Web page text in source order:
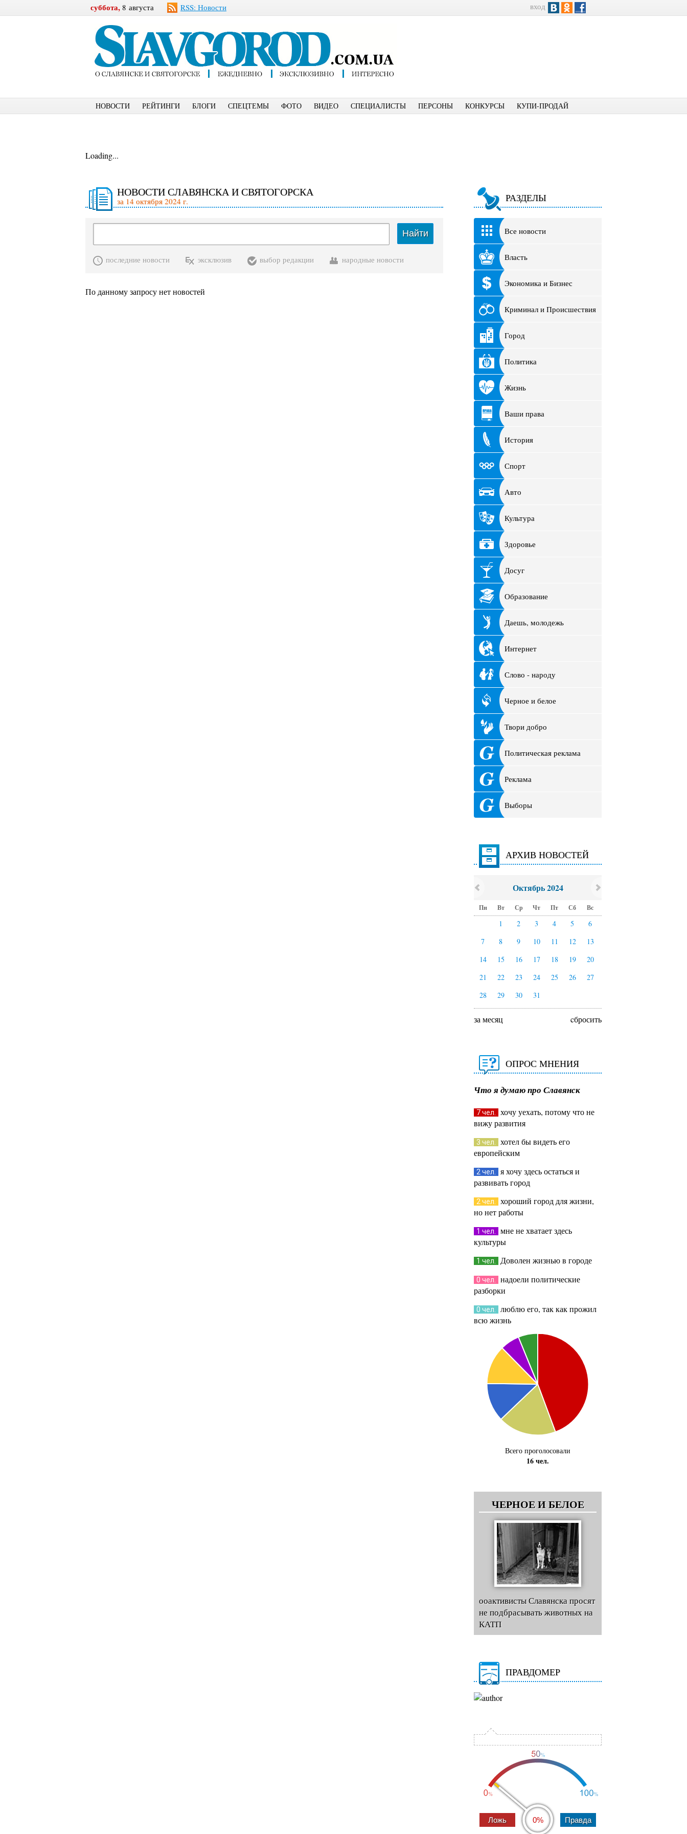
суббота, 8 августа RSS: Новости вход
НОВОСТИ РЕЙТИНГИ БЛОГИ СПЕЦТЕМЫ ФОТО ВИДЕО СПЕЦИАЛИСТЫ ПЕРСОНЫ КОНКУРСЫ КУПИ-ПРОДАЙ
Loading...
НОВОСТИ СЛАВЯНСКА И СВЯТОГОРСКА
за 14 октября 2024 г.
Найти
последние новости эксклюзив выбор редакции народные новости
По данному запросу нет новостей
РАЗДЕЛЫ
Все новости
Власть
Экономика и Бизнес
Криминал и Происшествия
Город
Политика
Жизнь
Ваши права
История
Спорт
Авто
Культура
Здоровье
Досуг
Образование
Даешь, молодежь
Интернет
Слово - народу
Черное и белое
Твори добро
Политическая реклама
Реклама
Выборы
АРХИВ НОВОСТЕЙ
Октябрь 2024
Пн Вт Ср Чт Пт Сб Вс
1 2 3 4 5
6
7
8 9 10 11 12
13
14
15 16 17 18 19
20
21
22 23 24 25 26
27
28
29 30 31
за месяц cбросить
ОПРОС МНЕНИЯ
Что я думаю про Славянск
7 чел.
хочу уехать, потому что не
вижу развития
3 чел.
хотел бы видеть его
европейским
2 чел.
я хочу здесь остаться и
развивать город
2 чел.
хороший город для жизни,
но нет работы
1 чел.
мне не хватает здесь
культуры
1 чел. Доволен жизнью в городе
0 чел.
надоели политические
разборки
0 чел.
люблю его, так как прожил
всю жизнь
Всего проголосовали
16 чел.
ЧЕРНОЕ И БЕЛОЕ
ооактивисты Славянска просят
не подбрасывать животных на
КАТП
ПРАВДОМЕР
0%